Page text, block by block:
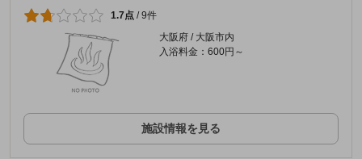
1.7点 /9件
大阪府 / 大阪市内
入浴料金：600円～
施設情報を見る